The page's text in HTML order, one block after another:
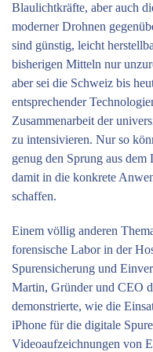
Blaulichtkräfte, aber auch
moderner Drohnen
sind günstig, leicht
bisherigen Mitteln nur
aber sei die Schweiz bis
entsprechender
Zusammenarbeit der
zu intensivieren. Nur so
genug den Sprung aus
damit in die konkrete
schaffen.
Einem völlig anderen
forensische Labor in der
Spurensicherung und
Martin, Gründer und CEO
demonstrierte, wie die
iPhone für die digitale
Videoaufzeichnungen von